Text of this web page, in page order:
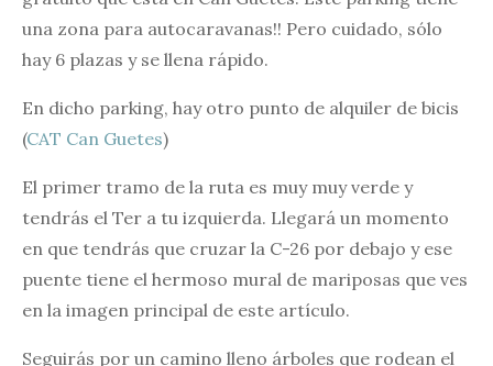
una zona para autocaravanas!! Pero cuidado, sólo
hay 6 plazas y se llena rápido.
En dicho parking, hay otro punto de alquiler de bicis
(CAT Can Guetes)
El primer tramo de la ruta es muy muy verde y
tendrás el Ter a tu izquierda. Llegará un momento
en que tendrás que cruzar la C-26 por debajo y ese
puente tiene el hermoso mural de mariposas que ves
en la imagen principal de este artículo.
Seguirás por un camino lleno árboles que rodean el